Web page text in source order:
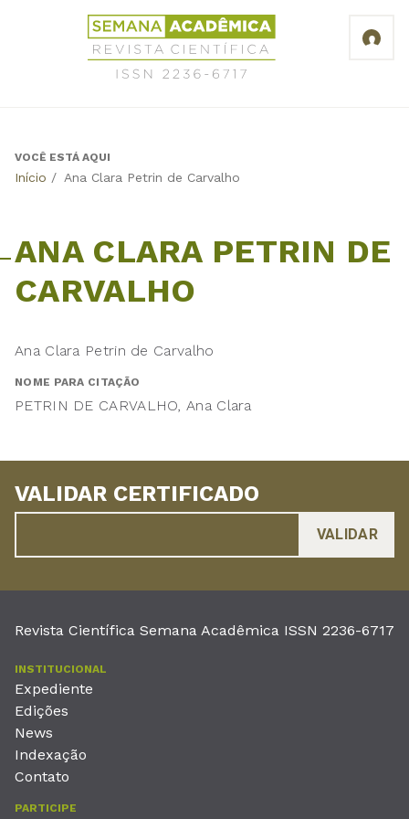
Revista
Científica
Semana
6717
Back
VOCÊ ESTÁ AQUI
Início / Ana Clara Petrin de Carvalho
ANA CLARA PETRIN DE
CARVALHO
Ana Clara Petrin de Carvalho
NOME PARA CITAÇÃO
PETRIN DE CARVALHO, Ana Clara
VALIDAR CERTIFICADO
Revista Científica Semana Acadêmica ISSN 2236-6717
INSTITUCIONAL
Expediente
Edições
News
Indexação
Contato
PARTICIPE